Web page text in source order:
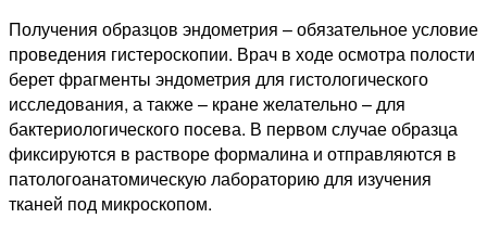
Получения образцов эндометрия – обязательное условие
проведения гистероскопии. Врач в ходе осмотра полости
берет фрагменты эндометрия для гистологического
исследования, а также – кране желательно – для
бактериологического посева. В первом случае образца
фиксируются в растворе формалина и отправляются в
патологоанатомическую лабораторию для изучения
тканей под микроскопом.